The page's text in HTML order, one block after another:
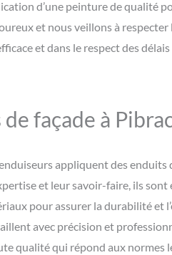
d’une peinture de qualité
et nous veillons à respecter
et dans le respect des
façade à
appliquent des enduits
et leur savoir-faire, ils sont
pour assurer la durabilité et
avec précision et
qualité qui répond aux normes